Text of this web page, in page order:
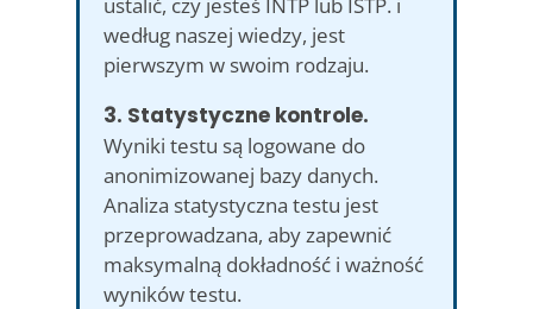
według naszej wiedzy, jest
pierwszym w swoim rodzaju.
3. Statystyczne kontrole.
Wyniki testu są logowane do
anonimizowanej bazy danych.
Analiza statystyczna testu jest
przeprowadzana, aby zapewnić
maksymalną dokładność i ważność
wyników testu.